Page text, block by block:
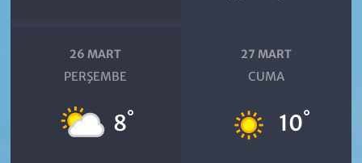
26 MART
PERŞEMBE
8°
27 MART
CUMA
10°